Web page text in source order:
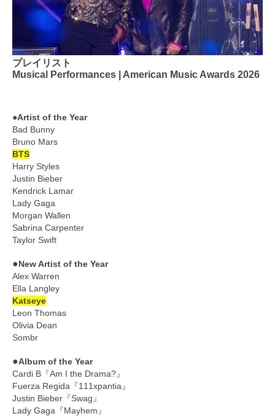
プレイリスト
Musical Performances | American Music Awards 2026
●Artist of the Year
Bad Bunny
Bruno Mars
BTS
Harry Styles
Justin Bieber
Kendrick Lamar
Lady Gaga
Morgan Wallen
Sabrina Carpenter
Taylor Swift
●New Artist of the Year
Alex Warren
Ella Langley
Katseye
Leon Thomas
Olivia Dean
Sombr
●Album of the Year
Cardi B『Am I the Drama?』
Fuerza Regida『111xpantia』
Justin Bieber『Swag』
Lady Gaga『Mayhem』